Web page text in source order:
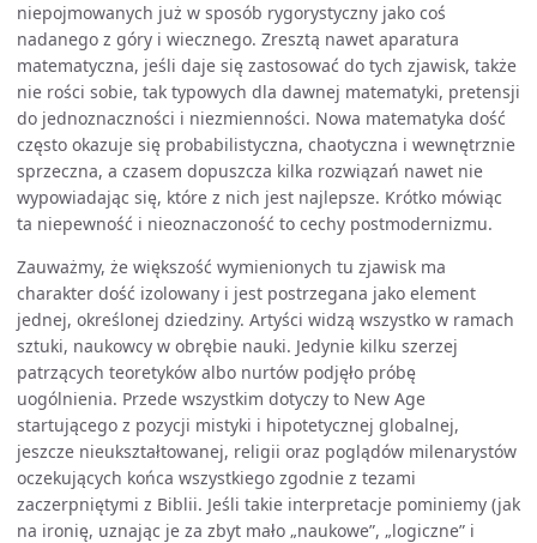
niepojmowanych już w sposób rygorystyczny jako coś
nadanego z góry i wiecznego. Zresztą nawet aparatura
matematyczna, jeśli daje się zastosować do tych zjawisk, także
nie rości sobie, tak typowych dla dawnej matematyki, pretensji
do jednoznaczności i niezmienności. Nowa matematyka dość
często okazuje się probabilistyczna, chaotyczna i wewnętrznie
sprzeczna, a czasem dopuszcza kilka rozwiązań nawet nie
wypowiadając się, które z nich jest najlepsze. Krótko mówiąc
ta niepewność i nieoznaczoność to cechy postmodernizmu.
Zauważmy, że większość wymienionych tu zjawisk ma
charakter dość izolowany i jest postrzegana jako element
jednej, określonej dziedziny. Artyści widzą wszystko w ramach
sztuki, naukowcy w obrębie nauki. Jedynie kilku szerzej
patrzących teoretyków albo nurtów podjęło próbę
uogólnienia. Przede wszystkim dotyczy to New Age
startującego z pozycji mistyki i hipotetycznej globalnej,
jeszcze nieukształtowanej, religii oraz poglądów milenarystów
oczekujących końca wszystkiego zgodnie z tezami
zaczerpniętymi z Biblii. Jeśli takie interpretacje pominiemy (jak
na ironię, uznając je za zbyt mało „naukowe”, „logiczne” i